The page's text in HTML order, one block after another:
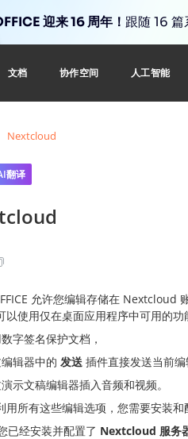
迎来 16 周年！ 跟随 16 篇
文档 协作空间 人工智能
Nextcloud
翻译
允许您编辑存储在 Nextcloud
以使用仅在桌面应用程序中可用的功
字签名保护文档，
辑器中的 发送 插件直接发送当前编
示文稿编辑器插入音频和视频。
用所有这些编辑选项，您需要安装和
已经安装并配置了 Nextcloud 服务